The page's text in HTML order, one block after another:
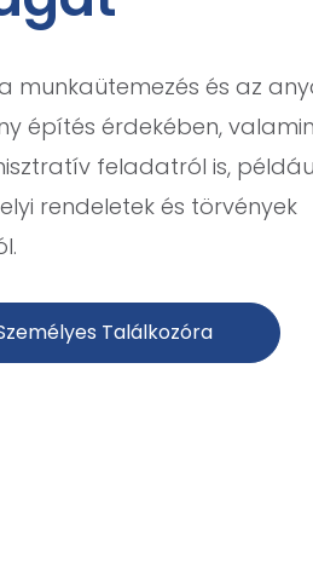
munkaütemezés és az
építés érdekében,
feladatról is,
rendeletek és törvények
Találkozóra